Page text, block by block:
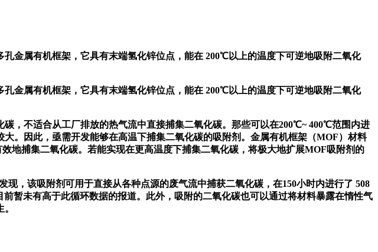
属有机框架，它具有末端氢化锌位点，能在 200℃以上的温度下可逆地吸附二氧化
属有机框架，它具有末端氢化锌位点，能在 200℃以上的温度下可逆地吸附二氧化
不适合从工厂排放的热气流中直接捕集二氧化碳。那些可以在200℃~ 400℃范围内进
。因此，亟需开发能够在高温下捕集二氧化碳的吸附剂。金属有机框架（MOF）材料
地捕集二氧化碳。若能实现在更高温度下捕集二氧化碳，将极大地扩展MOF吸附剂的
该吸附剂可用于直接从各种点源的废气流中捕获二氧化碳，在150小时内进行了 508
暂未有高于此循环数据的报道。此外，吸附的二氧化碳也可以通过将材料暴露在惰性气